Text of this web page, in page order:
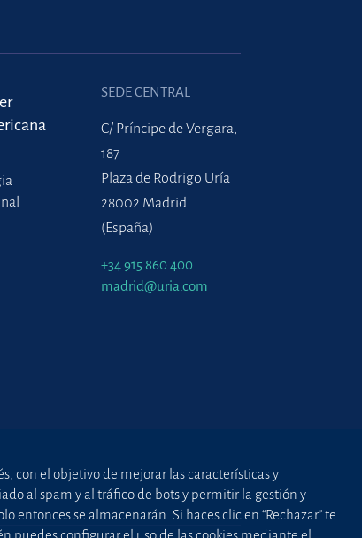
SEDE CENTRAL
C/ Príncipe de Vergara,
187
Plaza de Rodrigo Uría
28002 Madrid
(España)
+34 915 860 400
madrid@uria.com
con el objetivo de mejorar las características y
al spam y al tráfico de bots y permitir la gestión y
entonces se almacenarán. Si haces clic en “Rechazar” te
puedes configurar el uso de las cookies mediante el